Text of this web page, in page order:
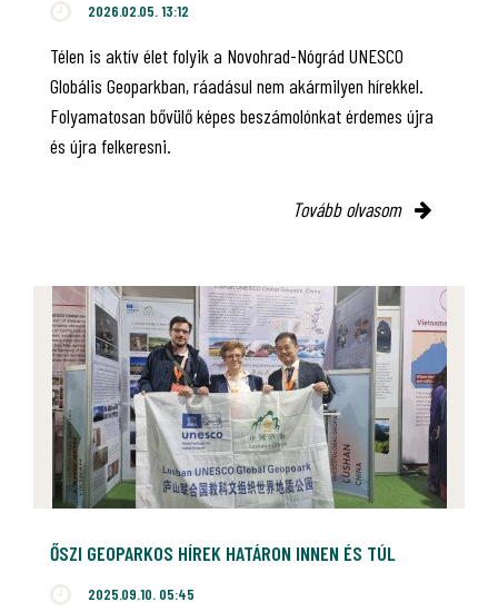
2026.02.05. 13:12
Télen is aktív élet folyik a Novohrad-Nógrád UNESCO
Globális Geoparkban, ráadásul nem akármilyen hírekkel.
Folyamatosan bővülő képes beszámolónkat érdemes újra
és újra felkeresni.
Tovább olvasom
ŐSZI GEOPARKOS HÍREK HATÁRON INNEN ÉS TÚL
2025.09.10. 05:45